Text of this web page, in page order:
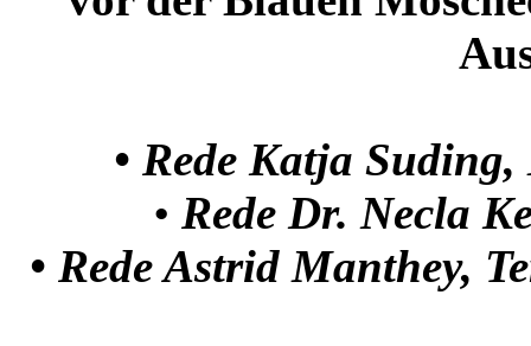
• Rede Katja
• Rede Dr. Necla
• Rede Astrid Manthey,